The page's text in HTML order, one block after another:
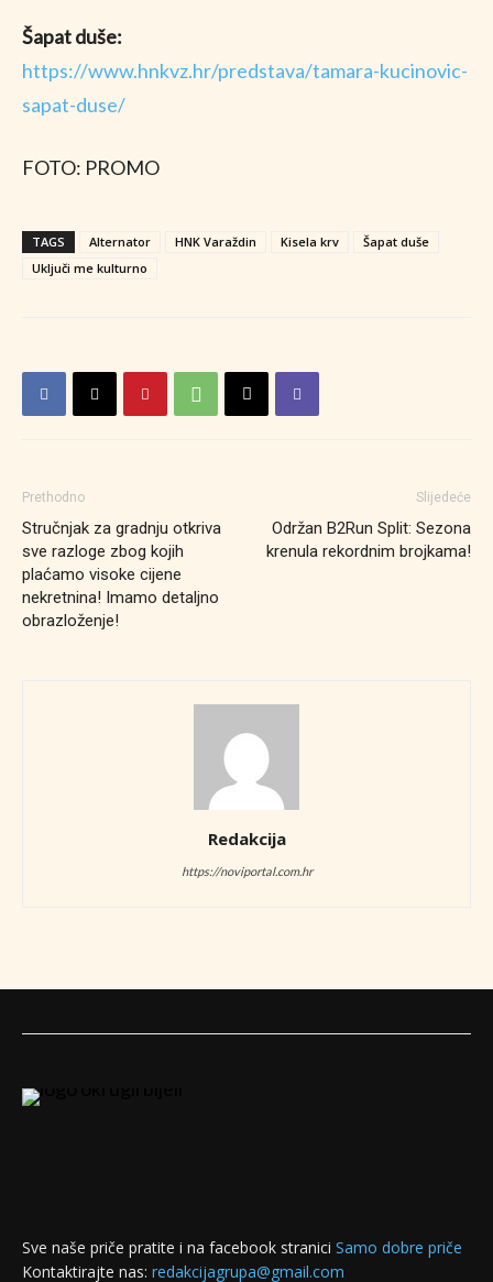
Šapat duše:
https://www.hnkvz.hr/predstava/tamara-kucinovic-
sapat-duse/
FOTO: PROMO
TAGS Alternator HNK Varaždin Kisela krv
Šapat duše
Uključi me kulturno
Prethodno
Stručnjak za gradnju otkriva
sve razloge zbog kojih
plaćamo visoke cijene
nekretnina! Imamo detaljno
obrazloženje!
Slijedeće
Održan B2Run Split: Sezona
krenula rekordnim brojkama!
Redakcija
https://noviportal.com.hr
Sve naše priče pratite i na facebook stranici Samo dobre priče
Kontaktirajte nas: redakcijagrupa@gmail.com